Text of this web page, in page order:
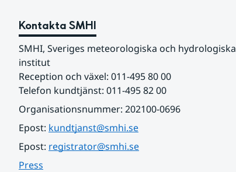
Kontakta SMHI
SMHI, Sveriges meteorologiska och hydrologiska
institut
Reception och växel: 011-495 80 00
Telefon kundtjänst: 011-495 82 00
Organisationsnummer: 202100-0696
Epost: kundtjanst@smhi.se
Epost: registrator@smhi.se
Press